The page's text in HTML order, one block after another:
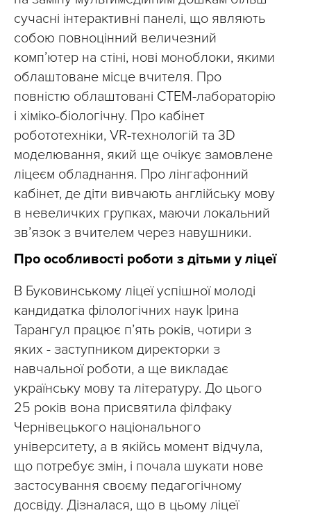
сучасні інтерактивні панелі, що являють
собою повноцінний величезний
комп’ютер на стіні, нові моноблоки, якими
облаштоване місце вчителя. Про
повністю облаштовані СТЕМ-лабораторію
і хіміко-біологічну. Про кабінет
робототехніки, VR-технологій та 3D
моделювання, який ще очікує замовлене
ліцеєм обладнання. Про лінгафонний
кабінет, де діти вивчають англійську мову
в невеличких групках, маючи локальний
зв’язок з вчителем через навушники.
Про особливості роботи з дітьми у ліцеї
В Буковинському ліцеї успішної молоді
кандидатка філологічних наук Ірина
Тарангул працює п’ять років, чотири з
яких - заступником директорки з
навчальної роботи, а ще викладає
українську мову та літературу. До цього
25 років вона присвятила філфаку
Чернівецького національного
університету, а в якійсь момент відчула,
що потребує змін, і почала шукати нове
застосування своєму педагогічному
досвіду. Дізналася, що в цьому ліцеї